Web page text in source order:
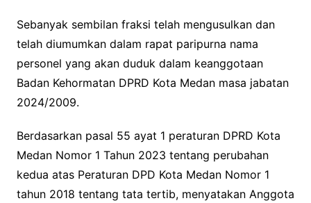
Sebanyak sembilan fraksi telah mengusulkan dan
telah diumumkan dalam rapat paripurna nama
personel yang akan duduk dalam keanggotaan
Badan Kehormatan DPRD Kota Medan masa jabatan
2024/2009.
Berdasarkan pasal 55 ayat 1 peraturan DPRD Kota
Medan Nomor 1 Tahun 2023 tentang perubahan
kedua atas Peraturan DPD Kota Medan Nomor 1
tahun 2018 tentang tata tertib, menyatakan Anggota